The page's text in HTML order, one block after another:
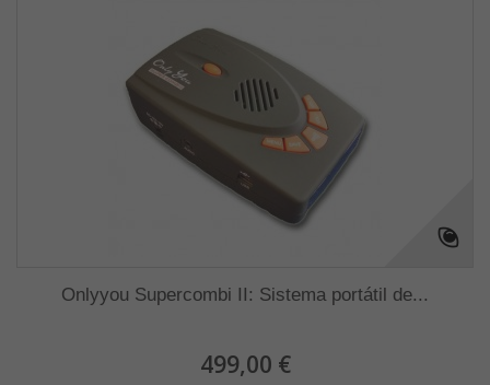
Onlyyou Supercombi II: Sistema portátil de...
499,00 €